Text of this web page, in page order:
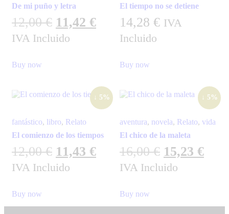
De mi puño y letra
12,00€ 11,42 €
IVA Incluido
Buy now
El tiempo no se detiene
14,28 € IVA
Incluido
Buy now
↓ 5%
fantástico, libro, Relato
El comienzo de los tiempos
12,00€ 11,43 €
IVA Incluido
Buy now
↓ 5%
aventura, novela, Relato, vida
El chico de la maleta
16,00€ 15,23 €
IVA Incluido
Buy now